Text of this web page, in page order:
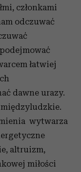
członkami
odczuwać
łatwiej
dawne urazy.
wytwarza
altruizm,
miłości